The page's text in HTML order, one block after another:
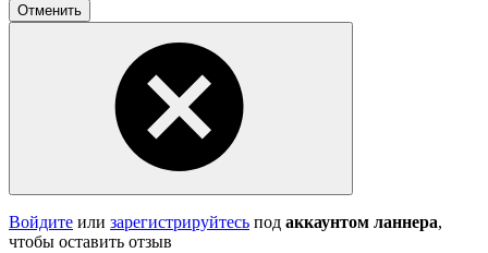
Отменить
Войдите или зарегистрируйтесь под аккаунтом ланнера,
чтобы оставить отзыв